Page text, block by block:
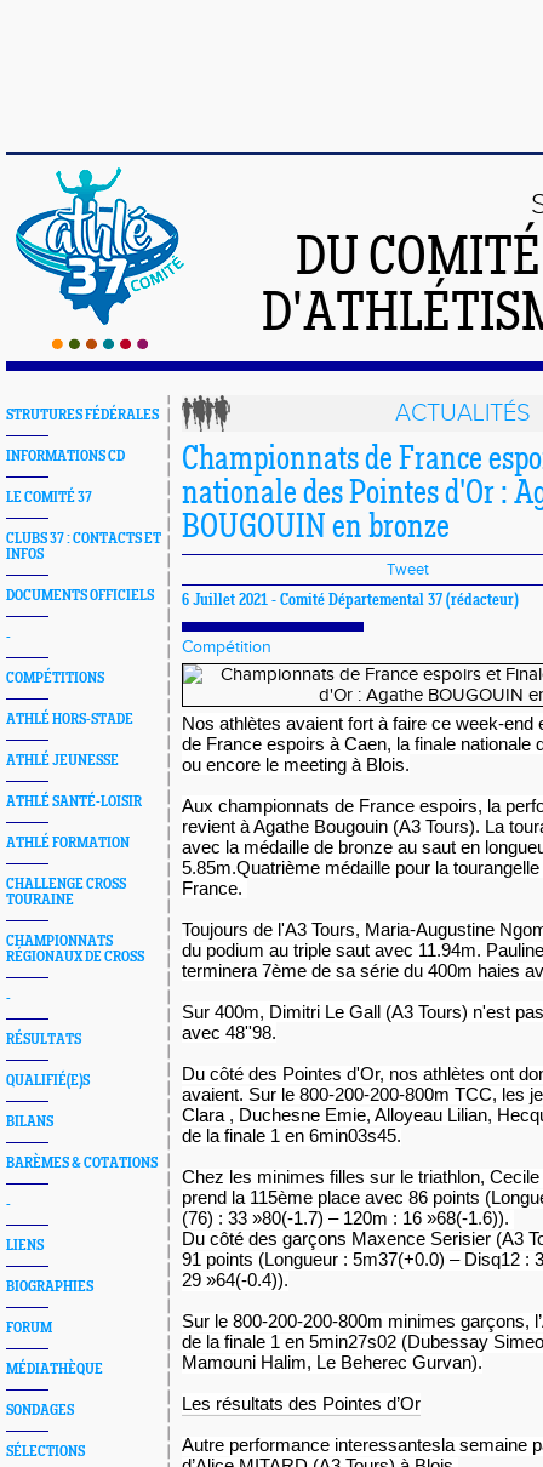
DU
STRUTURES FÉDÉRALES
INFORMATIONS CD
LE COMITÉ 37
CLUBS 37 : CONTACTS ET
INFOS
DOCUMENTS OFFICIELS
-
COMPÉTITIONS
ATHLÉ HORS-STADE
ATHLÉ JEUNESSE
ATHLÉ SANTÉ-LOISIR
ATHLÉ FORMATION
CHALLENGE CROSS
TOURAINE
CHAMPIONNATS
RÉGIONAUX DE CROSS
-
RÉSULTATS
QUALIFIÉ(E)S
BILANS
BARÈMES & COTATIONS
-
LIENS
BIOGRAPHIES
FORUM
MÉDIATHÈQUE
SONDAGES
SÉLECTIONS
ACTUALITÉS
Championnats de France
nationale des Pointes d'Or :
BOUGOUIN en bronze
Tweet
6 Juillet 2021 - Comité Départemental 37 (rédacteur)
Compétition
Nos athlètes avaient fort à faire ce week-end
de France espoirs à Caen, la finale nationale
ou encore le meeting à Blois.
Aux championnats de France espoirs, la
revient à Agathe Bougouin (A3 Tours). La
avec la médaille de bronze au saut en
5.85m.Quatrième médaille pour la
France.
Toujours de l'A3 Tours, Maria-Augustine
du podium au triple saut avec 11.94m.
terminera 7ème de sa série du 400m haies
Sur 400m, Dimitri Le Gall (A3 Tours) n'est
avec 48''98.
Du côté des Pointes d'Or, nos athlètes ont
avaient. Sur le 800-200-200-800m TCC, les
Clara , Duchesne Emie, Alloyeau Lilian,
de la finale 1 en 6min03s45.
Chez les minimes filles sur le triathlon, Cecile
prend la 115ème place avec 86 points
(76) : 33 »80(-1.7) – 120m : 16 »68(-1.6)).
Du côté des garçons Maxence Serisier (A3
91 points (Longueur : 5m37(+0.0) – Disq12 :
29 »64(-0.4)).
Sur le 800-200-200-800m minimes garçons,
de la finale 1 en 5min27s02 (Dubessay
Mamouni Halim, Le Beherec Gurvan).
Les résultats des Pointes d’Or
Autre performance interessantesla semaine